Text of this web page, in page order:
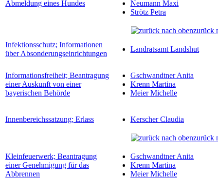
Abmeldung eines Hundes
Neumann Maxi
Strötz Petra
zurück
Infektionsschutz; Informationen
über Absonderungseinrichtungen
Landratsamt Landshut
Informationsfreiheit; Beantragung
einer Auskunft von einer
bayerischen Behörde
Gschwandtner Anita
Krenn Martina
Meier Michelle
Innenbereichssatzung; Erlass Kerscher Claudia
zurück
Kleinfeuerwerk; Beantragung
einer Genehmigung für das
Abbrennen
Gschwandtner Anita
Krenn Martina
Meier Michelle